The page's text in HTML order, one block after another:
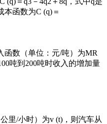
函数为C (q)＝
函数（单位：元/吨）为MR
吨到200吨时收入的增加量
里/小时）为v (t)，则汽车从